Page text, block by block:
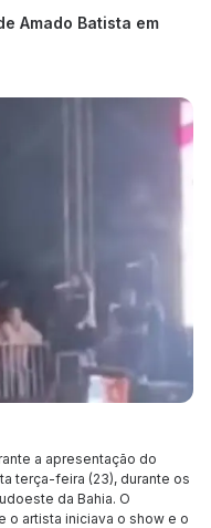
Amado Batista em
a apresentação do
terça-feira (23), durante os
da Bahia. O
o artista iniciava o show e o